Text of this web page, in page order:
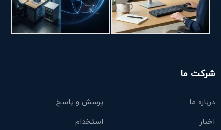
شرکت ما
درباره ما
پرسش و پاسخ
اخبار
استخدام